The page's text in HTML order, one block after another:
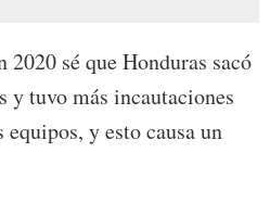
sé que Honduras sacó
y tuvo más incautaciones
y esto causa un